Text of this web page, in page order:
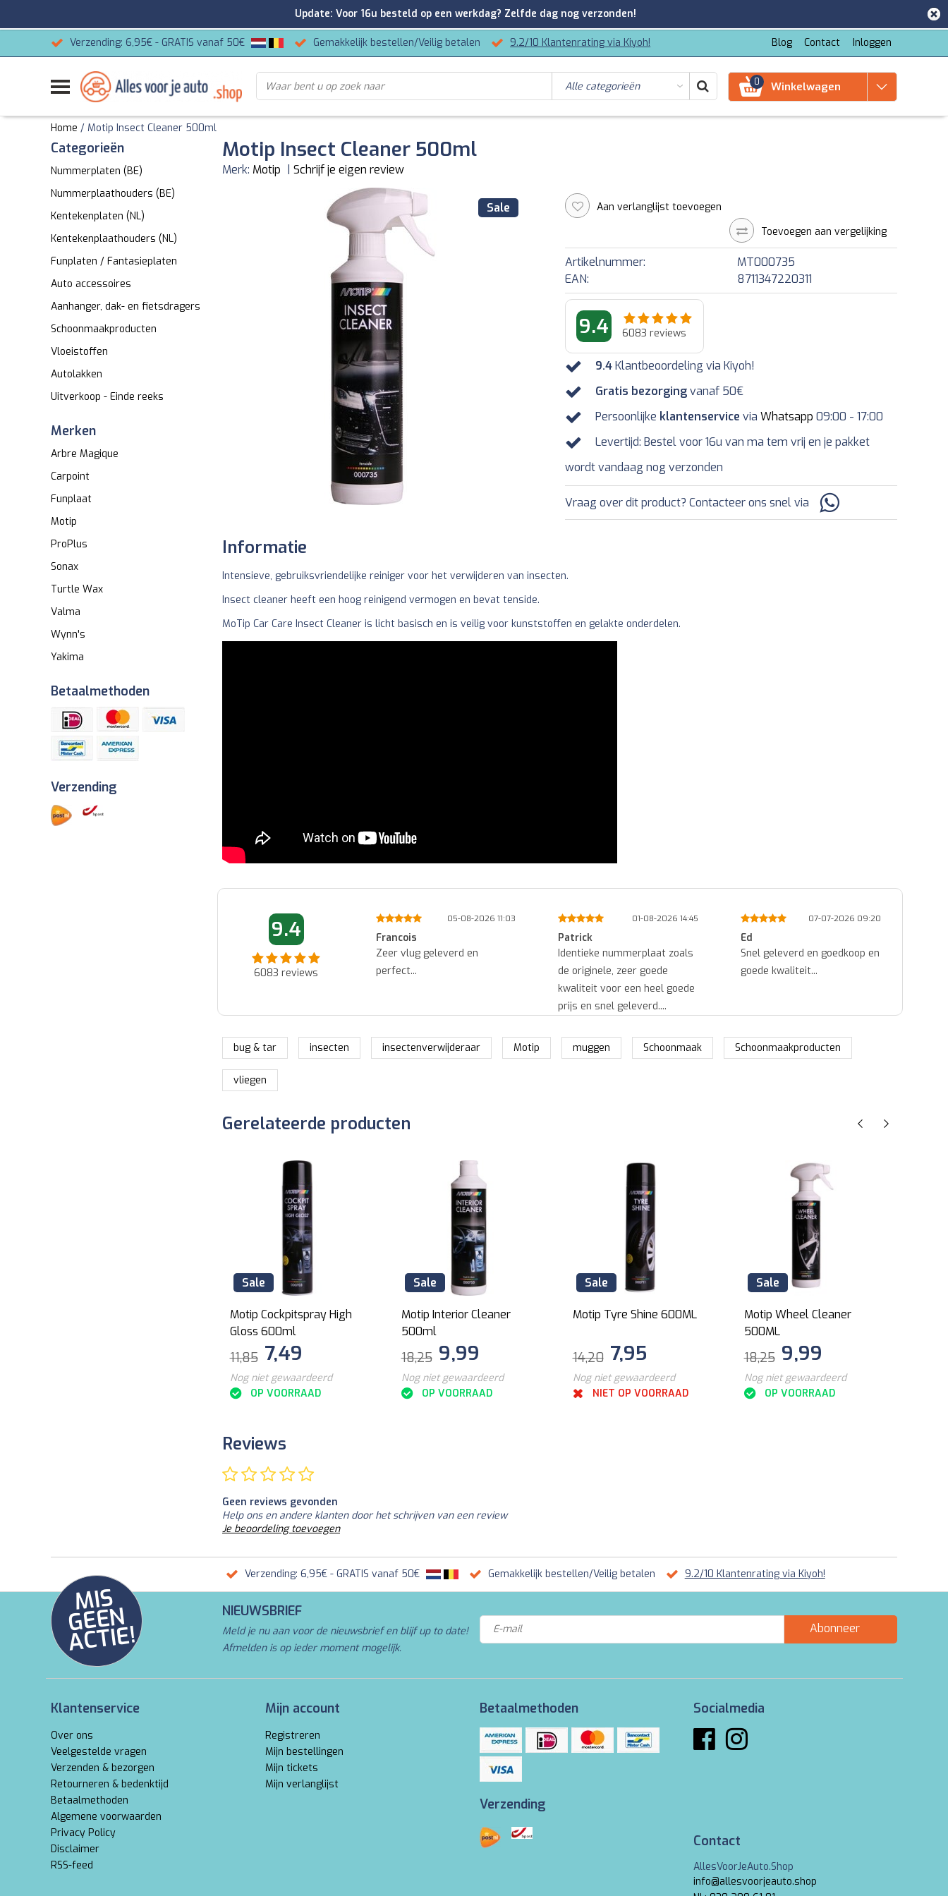
Verzending: 6,95€ - GRATIS vanaf 50€ Gemakkelijk bestellen/Veilig betalen 9.2/10 Klantenrating via Kiyoh! Blog Contact Inloggen
0 Winkelwagen
Home / Motip Insect Cleaner 500ml
Categorieën
Nummerplaten (BE)
Nummerplaathouders (BE)
Kentekenplaten (NL)
Kentekenplaathouders (NL)
Funplaten / Fantasieplaten
Auto accessoires
Aanhanger, dak- en fietsdragers
Schoonmaakproducten
Vloeistoffen
Autolakken
Uitverkoop - Einde reeks
Merken
Arbre Magique
Carpoint
Funplaat
Motip
ProPlus
Sonax
Turtle Wax
Valma
Wynn's
Yakima
Betaalmethoden
Verzending
Motip Insect Cleaner 500ml
Merk: Motip Schrijf je eigen review
Sale
Aan verlanglijst toevoegen
Toevoegen aan vergelijking
Artikelnummer:
MT000735
EAN:
8711347220311
9.4 6083 reviews
9.4Klantbeoordeling via Kiyoh!
Gratis bezorgingvanaf 50€
Persoonlijke klantenservice via Whatsapp 09:00 - 17:00
Levertijd: Bestel voor 16u van ma tem vrij en je pakket
wordt vandaag nog verzonden
Vraag over dit product? Contacteer ons snel via
Informatie
Intensieve, gebruiksvriendelijke reiniger voor het verwijderen van insecten.
Insect cleaner heeft een hoog reinigend vermogen en bevat tenside.
MoTip Car Care Insect Cleaner is licht basisch en is veilig voor kunststoffen en gelakte onderdelen.
9.4
6083 reviews
05-08-2026 11:03
Zeer vlug geleverd en
01-08-2026 14:45
Patrick
Identieke nummerplaat zoals
de originele, zeer goede
07-07-2026 09:20
Ed
Snel geleverd en goedkoop en
goede kwaliteit...
05-07-2026 11:08
Michel
ok...
bug & tar
insecten insectenverwijderaar Motip muggen Schoonmaak Schoonmaakproducten
vliegen
Gerelateerde producten
Sale
Motip Cockpitspray High
Gloss 600ml
11,85 7,49
Nog niet gewaardeerd
OP VOORRAAD
Sale
Motip Interior Cleaner
500ml
18,25 9,99
Nog niet gewaardeerd
OP VOORRAAD
Sale
Motip Tyre Shine 600ML
14,20 7,95
Nog niet gewaardeerd
NIET OP VOORRAAD
Sale
Motip Wheel Cleaner
500ML
18,25 9,99
Nog niet gewaardeerd
OP VOORRAAD
Reviews
Geen reviews gevonden
Help ons en andere klanten door het schrijven van een review
Je beoordeling toevoegen
Verzending: 6,95€ - GRATIS vanaf 50€ Gemakkelijk bestellen/Veilig betalen 9.2/10 Klantenrating via Kiyoh!
MI
S
G
E
E
N
A
C
TI
E!
NIEUWSBRIEF
Meld je nu aan voor de nieuwsbrief en blijf up to date!
Afmelden is op ieder moment mogelijk.
Abonneer
Klantenservice
Over ons
Veelgestelde vragen
Verzenden & bezorgen
Retourneren & bedenktijd
Betaalmethoden
Algemene voorwaarden
Privacy Policy
Disclaimer
RSS-feed
Mijn account
Registreren
Mijn bestellingen
Mijn tickets
Mijn verlanglijst
Betaalmethoden
Verzending
Socialmedia
Contact
AllesVoorJeAuto.Shop
info@allesvoorjeauto.shop
Update: Voor 16u besteld op een werkdag? Zelfde dag nog verzonden!